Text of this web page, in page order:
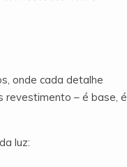
onde cada detalhe
revestimento – é base, é
luz: